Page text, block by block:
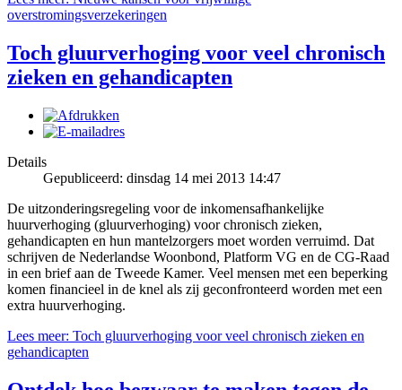
overstromingsverzekeringen
Toch gluurverhoging voor veel chronisch
zieken en gehandicapten
Details
Gepubliceerd: dinsdag 14 mei 2013 14:47
De uitzonderingsregeling voor de inkomensafhankelijke
huurverhoging (gluurverhoging) voor chronisch zieken,
gehandicapten en hun mantelzorgers moet worden verruimd. Dat
schrijven de Nederlandse Woonbond, Platform VG en de CG-Raad
in een brief aan de Tweede Kamer. Veel mensen met een beperking
komen financieel in de knel als zij geconfronteerd worden met een
extra huurverhoging.
Lees meer: Toch gluurverhoging voor veel chronisch zieken en
gehandicapten